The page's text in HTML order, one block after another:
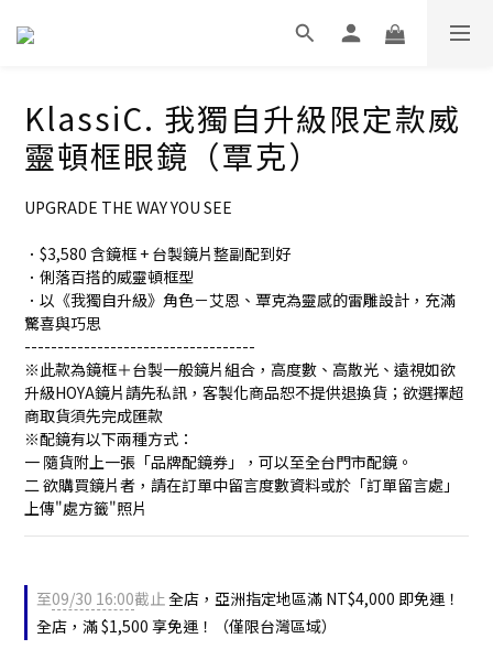
KlassiC. 我獨自升級限定款威
靈頓框眼鏡（覃克）
UPGRADE THE WAY YOU SEE
．$3,580 含鏡框 + 台製鏡片整副配到好
．俐落百搭的威靈頓框型
．以《我獨自升級》角色－艾恩、覃克為靈感的雷雕設計，充滿
驚喜與巧思
-----------------------------------
※此款為鏡框＋台製一般鏡片組合，高度數、高散光、遠視如欲
升級HOYA鏡片請先私訊，客製化商品恕不提供退換貨；欲選擇超
商取貨須先完成匯款
※配鏡有以下兩種方式：
一 隨貨附上一張「品牌配鏡券」，可以至全台門市配鏡。
二 欲購買鏡片者，請在訂單中留言度數資料或於「訂單留言處」
上傳"處方籤"照片
至09/30 16:00截止全店，亞洲指定地區滿 NT$4,000 即免運！
全店，滿 $1,500 享免運！（僅限台灣區域）